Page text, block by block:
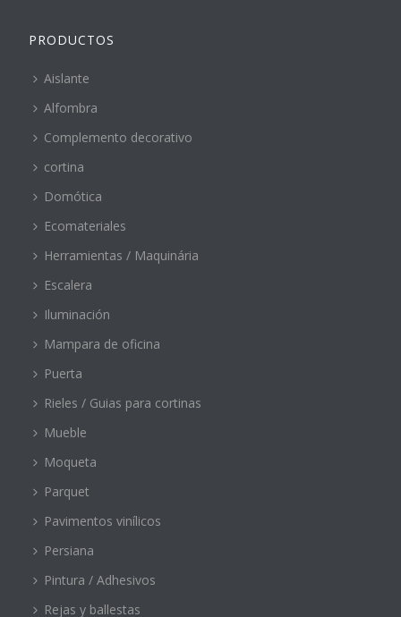
PRODUCTOS
Aislante
Alfombra
Complemento decorativo
cortina
Domótica
Ecomateriales
Herramientas / Maquinária
Escalera
Iluminación
Mampara de oficina
Puerta
Rieles / Guias para cortinas
Mueble
Moqueta
Parquet
Pavimentos vinílicos
Persiana
Pintura / Adhesivos
Rejas y ballestas